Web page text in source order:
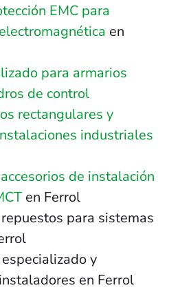
EMC para
en
para armarios
de control
rectangulares y
industriales
de instalación
en Ferrol
para sistemas
y
en Ferrol